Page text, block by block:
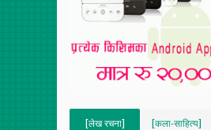
[लेख रचना] [कला-साहित्य]